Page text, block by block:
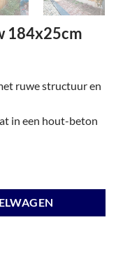
184x25cm
ruwe structuur en
in een hout-beton